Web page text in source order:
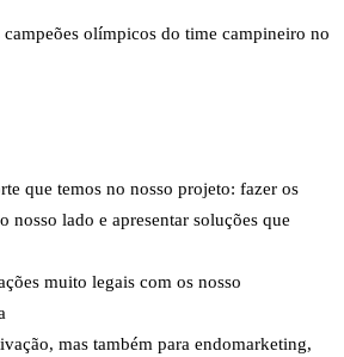
campeões olímpicos do time campineiro no
que temos no nosso projeto: fazer os
nosso lado e apresentar soluções que
muito legais com os nosso
mas também para endomarketing,